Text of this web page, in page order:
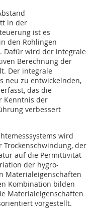
in der
ist es
den Rohlingen
Dafür wird der integrale
Berechnung der
Der integrale
neu zu entwickelnden,
das die
Kenntnis der
verbessert
wird
Trockenschwindung, der
auf die Permittivität
der hygro-
Materialeigenschaften
Kombination bilden
Materialeigenschaften
vorgestellt.